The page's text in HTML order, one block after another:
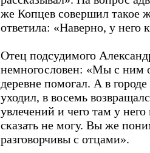
же Копцев совершил такое
ответила: «Наверно, у него
Отец подсудимого
немногословен: «Мы с ним
деревне помогал. А в
уходил, в восемь
увлечений и чего там у
сказать не могу. Вы же
разговорчивы с отцами».